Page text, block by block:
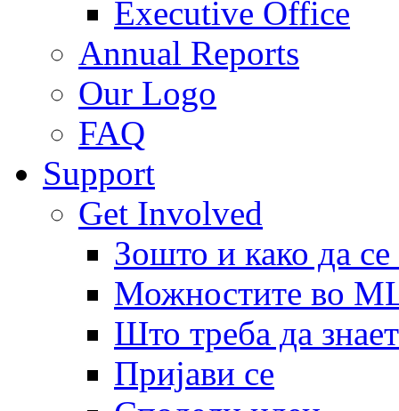
Executive Office
Annual Reports
Our Logo
FAQ
Support
Get Involved
Зошто и како да
Можностите во
Што треба да
Пријави се